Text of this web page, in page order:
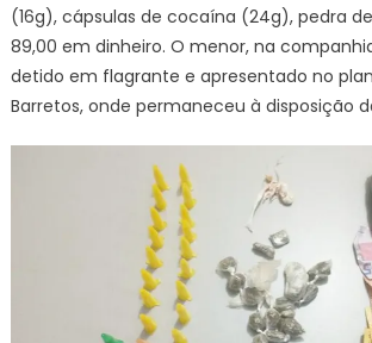
(16g), cápsulas de cocaína (24g), pedra
89,00 em dinheiro. O menor, na
detido em flagrante e apresentado no
Barretos, onde permaneceu à disposição